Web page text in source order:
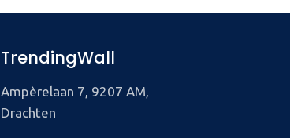
TrendingWall
Ampèrelaan 7, 9207 AM,
Drachten